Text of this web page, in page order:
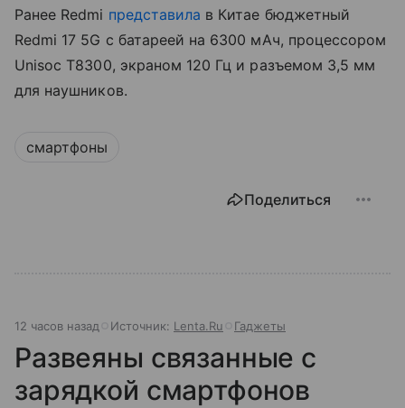
Ранее Redmi представила в Китае бюджетный
Redmi 17 5G с батареей на 6300 мАч, процессором
Unisoc T8300, экраном 120 Гц и разъемом 3,5 мм
для наушников.
смартфоны
Поделиться
12 часов назад Источник: Lenta.Ru Гаджеты
Развеяны связанные с
зарядкой смартфонов